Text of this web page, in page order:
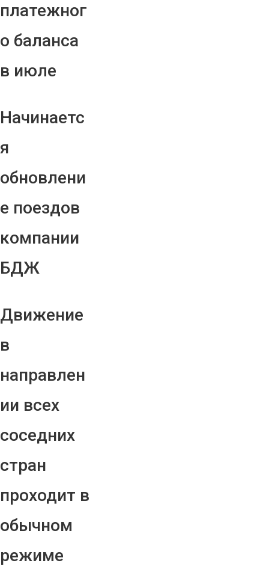
платежног
о баланса
в июле
Начинаетс
я
обновлени
е поездов
компании
БДЖ
Движение
в
направлен
ии всех
соседних
стран
проходит в
обычном
режиме